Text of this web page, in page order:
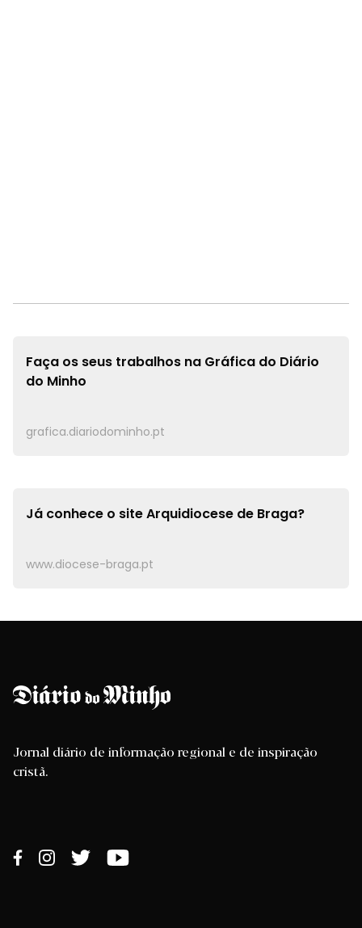
Faça os seus trabalhos na Gráfica do Diário
do Minho
grafica.diariodominho.pt
Já conhece o siteArquidiocese de Braga?
www.diocese-braga.pt
Jornal diário de informação regional e de inspiração
cristã.